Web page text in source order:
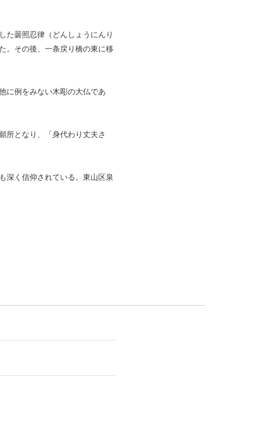
た曇照忍律（どんしょうにんり
。その後、一条戻り橋の東に移
に例をみない木彫の大仏であ
所となり、「身代わり丈夫さ
深く信仰されている。東山区泉